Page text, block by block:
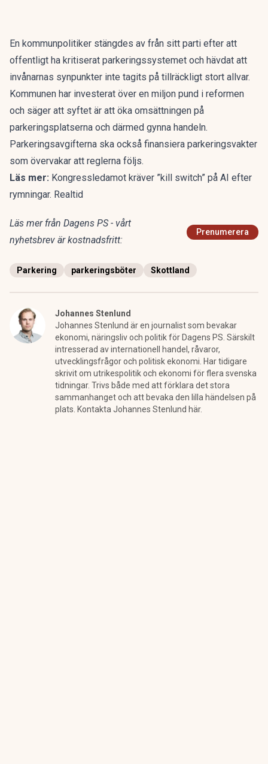
En kommunpolitiker stängdes av från sitt parti efter att
offentligt ha kritiserat parkeringssystemet och hävdat att
invånarnas synpunkter inte tagits på tillräckligt stort allvar.
Kommunen har investerat över en miljon pund i reformen
och säger att syftet är att öka omsättningen på
parkeringsplatserna och därmed gynna handeln.
Parkeringsavgifterna ska också finansiera parkeringsvakter
som övervakar att reglerna följs.
Läs mer: Kongressledamot kräver ”kill switch” på AI efter
rymningar. Realtid
Läs mer från Dagens PS - vårt
nyhetsbrev är kostnadsfritt:
Prenumerera
Parkering parkeringsböter Skottland
Johannes Stenlund
Johannes Stenlund är en journalist som bevakar
ekonomi, näringsliv och politik för Dagens PS. Särskilt
intresserad av internationell handel, råvaror,
utvecklingsfrågor och politisk ekonomi. Har tidigare
skrivit om utrikespolitik och ekonomi för flera svenska
tidningar. Trivs både med att förklara det stora
sammanhanget och att bevaka den lilla händelsen på
plats. Kontakta Johannes Stenlund här.